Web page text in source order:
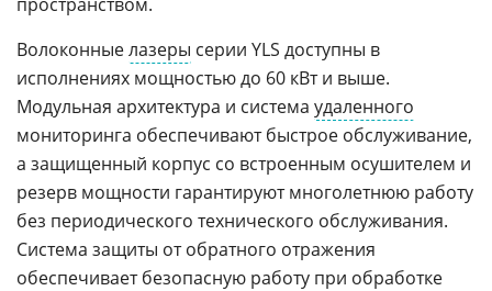
Волоконныелазеры серии YLS доступны в
исполнениях мощностью до 60 кВт и выше.
Модульная архитектура и система удаленного
мониторинга обеспечивают быстрое обслуживание,
а защищенный корпус со встроенным осушителем и
резерв мощности гарантируют многолетнюю работу
без периодического технического обслуживания.
Система защиты от обратного отражения
обеспечивает безопасную работу при обработке